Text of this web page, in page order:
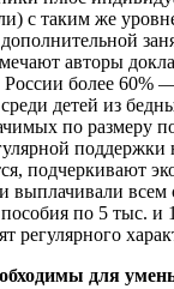
с таким же
авторы
более 60%
детей из
по размеру
поддержки
подчеркивают
выплачивали всем
по 5 тыс. и
регулярного
для